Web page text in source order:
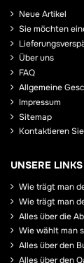
Neue Artikel
Sie möchten
Über uns
FAQ
Allgemeine
Impressum
Sitemap
Kontaktieren
UNSERE LINKS
Wie trägt man
Wie trägt man
Alles über die
Wie wählt man
Alles über den
Alles über den